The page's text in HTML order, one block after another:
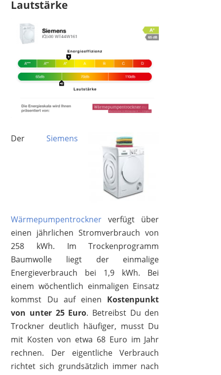
Lautstärke
DerSiemens
Wärmepumpentrockner verfügt über
einen jährlichen Stromverbrauch von
258 kWh. Im Trockenprogramm
Baumwolle liegt der einmalige
Energieverbrauch bei 1,9 kWh. Bei
einem wöchentlich einmaligen Einsatz
kommst Du auf einen Kostenpunkt
von unter 25 Euro. Betreibst Du den
Trockner deutlich häufiger, musst Du
mit Kosten von etwa 68 Euro im Jahr
rechnen. Der eigentliche Verbrauch
richtet sich grundsätzlich immer nach